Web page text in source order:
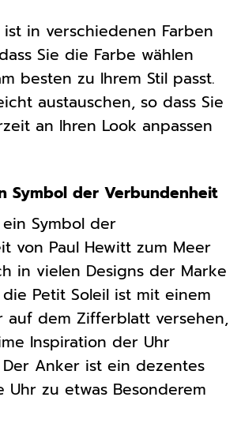
ist in verschiedenen Farben
Sie die Farbe wählen
besten zu Ihrem Stil passt.
austauschen, so dass Sie
an Ihren Look anpassen
Symbol der Verbundenheit
Symbol der
von Paul Hewitt zum Meer
in vielen Designs der Marke
Petit Soleil ist mit einem
auf dem Zifferblatt versehen,
Inspiration der Uhr
Anker ist ein dezentes
Uhr zu etwas Besonderem